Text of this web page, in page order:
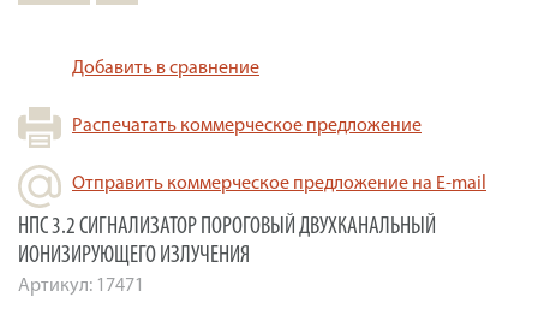
Добавить в сравнение
Распечатать коммерческое предложение
Отправить коммерческое предложение на E-mail
НПС 3.2 СИГНАЛИЗАТОР ПОРОГОВЫЙ ДВУХКАНАЛЬНЫЙ
ИОНИЗИРУЮЩЕГО ИЗЛУЧЕНИЯ
Артикул: 17471